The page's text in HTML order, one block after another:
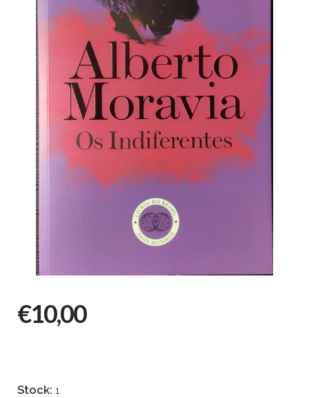
€10,00
Stock: 1